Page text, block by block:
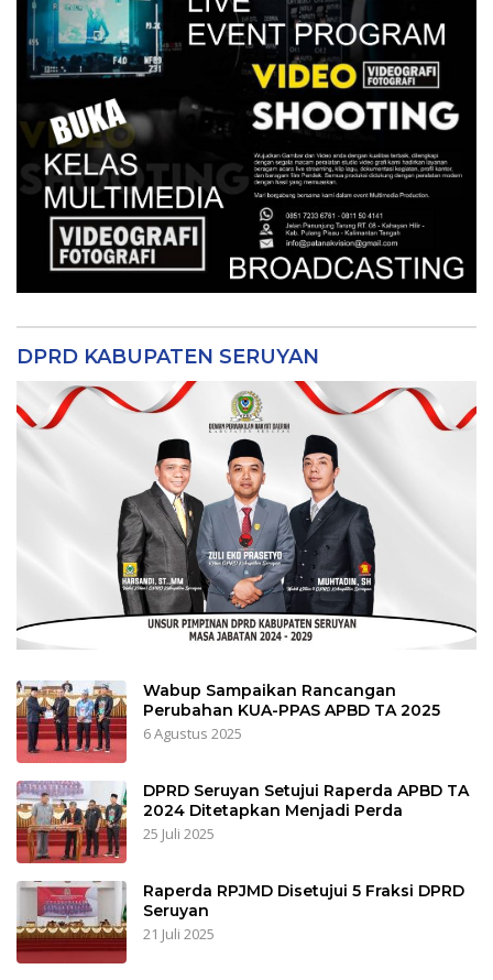
DPRD KABUPATEN SERUYAN
Wabup Sampaikan Rancangan
Perubahan KUA-PPAS APBD TA 2025
6 Agustus 2025
DPRD Seruyan Setujui Raperda APBD TA
2024 Ditetapkan Menjadi Perda
25 Juli 2025
Raperda RPJMD Disetujui 5 Fraksi DPRD
Seruyan
21 Juli 2025